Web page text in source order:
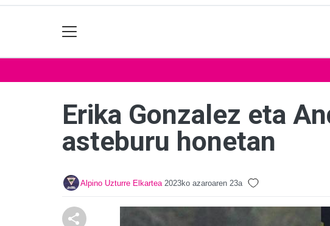
Erika Gonzalez eta
asteburu honetan
Alpino Uzturre Elkartea 2023ko azaroaren 23a